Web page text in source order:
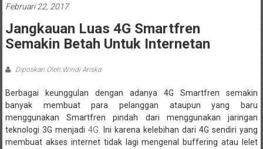
Februari 22, 2017
Jangkauan Luas 4G Smartfren
Semakin Betah Untuk Internetan
Diposkan Oleh:Windi Ariska
Berbagai keunggulan dengan adanya 4G Smartfren semakin
banyak membuat para pelanggan ataupun yang baru
menggunakan Smartfren pindah dari menggunakan jaringan
teknologi 3G menjadi 4G.
Ini karena kelebihan dari 4G sendiri yang
membuat akses internet tidak lagi mengenal buffering atau lelet